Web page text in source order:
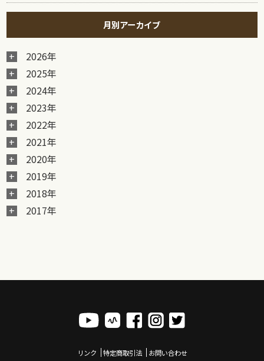
月別アーカイブ
2026年
2025年
2024年
2023年
2022年
2021年
2020年
2019年
2018年
2017年
リンク 特定商取引法 お問い合わせ